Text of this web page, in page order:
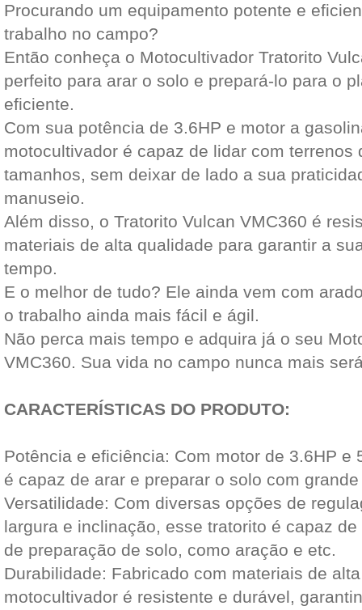
Procurando um equipamento potente e
trabalho no campo?
Então conheça o Motocultivador Tratorito
perfeito para arar o solo e prepará-lo para o
eficiente.
Com sua potência de 3.6HP e motor a
motocultivador é capaz de lidar com terrenos
tamanhos, sem deixar de lado a sua
manuseio.
Além disso, o Tratorito Vulcan VMC360 é
materiais de alta qualidade para garantir a
tempo.
E o melhor de tudo? Ele ainda vem com
o trabalho ainda mais fácil e ágil.
Não perca mais tempo e adquira já o seu
VMC360. Sua vida no campo nunca mais
CARACTERÍSTICAS DO PRODUTO:
Potência e eficiência: Com motor de 3.6HP e
é capaz de arar e preparar o solo com
Versatilidade: Com diversas opções de
largura e inclinação, esse tratorito é capaz
de preparação de solo, como aração e etc.
Durabilidade: Fabricado com materiais de
motocultivador é resistente e durável,